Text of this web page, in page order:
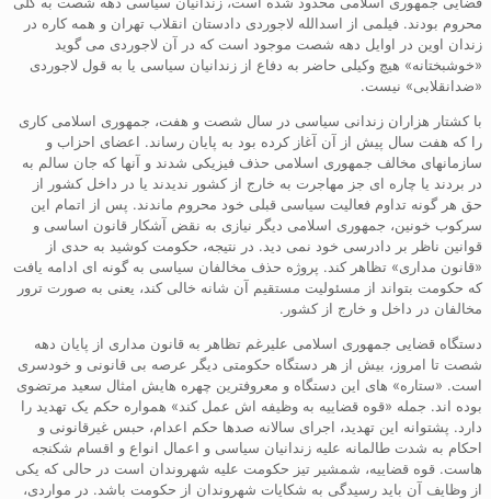
محروم بودند. فیلمی از اسدالله لاجوردی دادستان انقلاب تهران و همه کاره در
زندان اوین در اوایل دهه شصت موجود است که در آن لاجوردی می گوید
«خوشبختانه» هیچ وکیلی حاضر به دفاع از زندانیان سیاسی یا به قول لاجوردی
«ضدانقلابی» نیست.
با کشتار هزاران زندانی سیاسی در سال شصت و هفت، جمهوری اسلامی کاری
را که هفت سال پیش از آن آغاز کرده بود به پایان رساند. اعضای احزاب و
سازمانهای مخالف جمهوری اسلامی حذف فیزیکی شدند و آنها که جان سالم به
در بردند یا چاره ای جز مهاجرت به خارج از کشور ندیدند یا در داخل کشور از
حق هر گونه تداوم فعالیت سیاسی قبلی خود محروم ماندند. پس از اتمام این
سرکوب خونین، جمهوری اسلامی دیگر نیازی به نقض آشکار قانون اساسی و
قوانین ناظر بر دادرسی خود نمی دید. در نتیجه، حکومت کوشید به حدی از
«قانون مداری» تظاهر کند. پروژه حذف مخالفان سیاسی به گونه ای ادامه یافت
که حکومت بتواند از مسئولیت مستقیم آن شانه خالی کند، یعنی به صورت ترور
مخالفان در داخل و خارج از کشور.
دستگاه قضایی جمهوری اسلامی علیرغم تظاهر به قانون مداری از پایان دهه
شصت تا امروز، بیش از هر دستگاه حکومتی دیگر عرصه بی قانونی و خودسری
است. «ستاره» های این دستگاه و معروفترین چهره هایش امثال سعید مرتضوی
بوده اند. جمله «قوه قضاییه به وظیفه اش عمل کند» همواره حکم یک تهدید را
دارد. پشتوانه این تهدید، اجرای سالانه صدها حکم اعدام، حبس غیرقانونی و
احکام به شدت طالمانه علیه زندانیان سیاسی و اعمال انواع و اقسام شکنجه
هاست. قوه قضاییه، شمشیر تیز حکومت علیه شهروندان است در حالی که یکی
از وظایف آن باید رسیدگی به شکایات شهروندان از حکومت باشد. در مواردی،